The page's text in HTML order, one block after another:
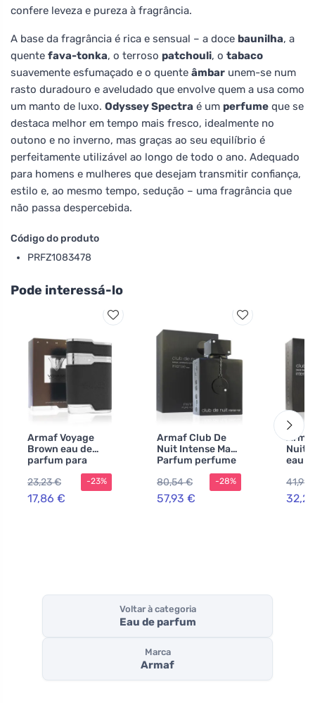
confere leveza e pureza à fragrância.
A base da fragrância é rica e sensual – a doce baunilha, a
quente fava-tonka, o terroso patchouli, o tabaco
suavemente esfumaçado e o quente âmbar unem-se num
rasto duradouro e aveludado que envolve quem a usa como
um manto de luxo. Odyssey Spectra é um perfume que se
destaca melhor em tempo mais fresco, idealmente no
outono e no inverno, mas graças ao seu equilíbrio é
perfeitamente utilizável ao longo de todo o ano. Adequado
para homens e mulheres que desejam transmitir confiança,
estilo e, ao mesmo tempo, sedução – uma fragrância que
não passa despercebida.
Código do produto
PRFZ1083478
Pode interessá-lo
Armaf Voyage
Brown eau de
parfum para
homens 100 ml
23,23 €
17,86 €
-23%
Armaf Club De
Nuit Intense Man
Parfum perfume
150 ml para
homens
80,54 €
57,93 €
-28%
Nuit
eau
ml
41,91
Voltar à categoria
Eau de parfum
Marca
Armaf